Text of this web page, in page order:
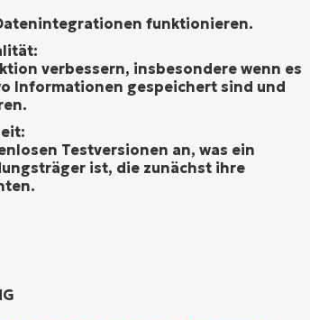
funktionieren.
verbessern, insbesondere wenn es
Informationen gespeichert sind und
Testversionen an, was ein
ist, die zunächst ihre